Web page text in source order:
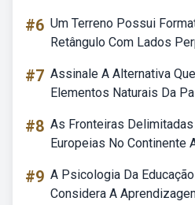
#6 Um Terreno Possui
Retângulo Com Lados
#7 Assinale A Alternativa
Elementos Naturais Da
#8 As Fronteiras
Europeias No Continente
#9 A Psicologia Da
Considera A